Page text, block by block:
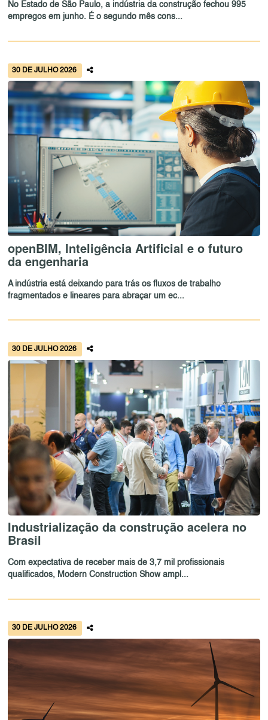
No Estado de São Paulo, a indústria da construção fechou 995
empregos em junho. É o segundo mês cons...
30 DE JULHO 2026
openBIM, Inteligência Artificial e o futuro
da engenharia
A indústria está deixando para trás os fluxos de trabalho
fragmentados e lineares para abraçar um ec...
30 DE JULHO 2026
Industrialização da construção acelera no
Brasil
Com expectativa de receber mais de 3,7 mil profissionais
qualificados, Modern Construction Show ampl...
30 DE JULHO 2026